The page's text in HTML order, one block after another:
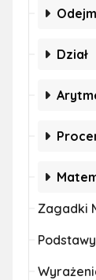
Dział
Zagadki
Podstawy